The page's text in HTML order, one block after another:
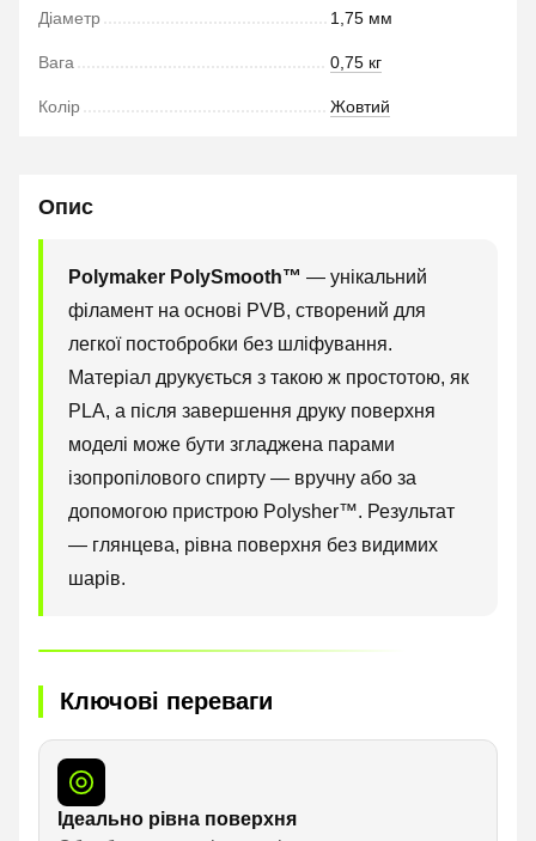
Діаметр 1,75 мм
Вага 0,75 кг
Колір Жовтий
Опис
Polymaker PolySmooth™ — унікальний
філамент на основі PVB, створений для
легкої постобробки без шліфування.
Матеріал друкується з такою ж простотою, як
PLA, а після завершення друку поверхня
моделі може бути згладжена парами
ізопропілового спирту — вручну або за
допомогою пристрою Polysher™. Результат
— глянцева, рівна поверхня без видимих
шарів.
Ключові переваги
Ідеально рівна поверхня